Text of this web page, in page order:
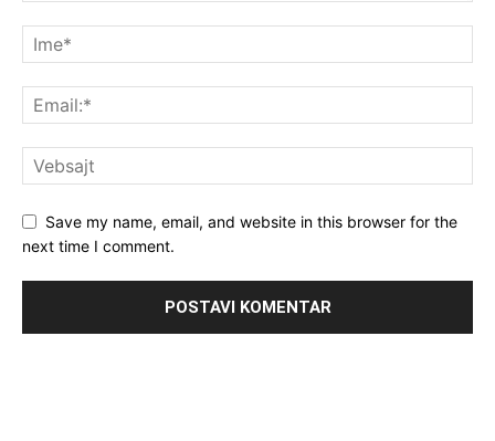
Save my name, email, and website in this browser for the
next time I comment.